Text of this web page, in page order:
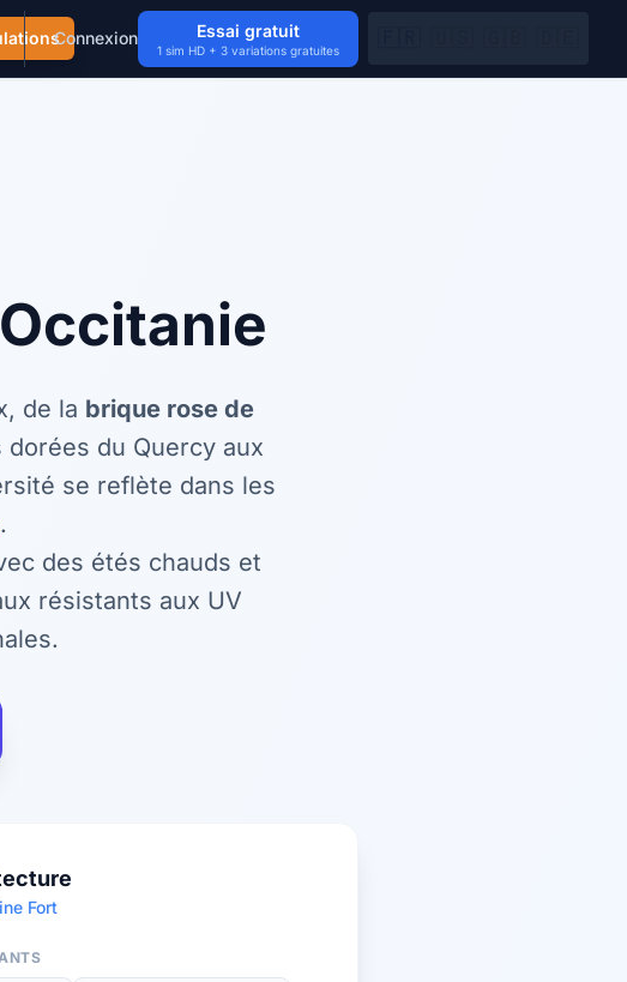
Connexion Essai gratuit
1 sim HD + 3 variations gratuites
de la brique rose de
du Quercy aux
se reflète dans les
.
des étés chauds et
résistants aux UV
Fort